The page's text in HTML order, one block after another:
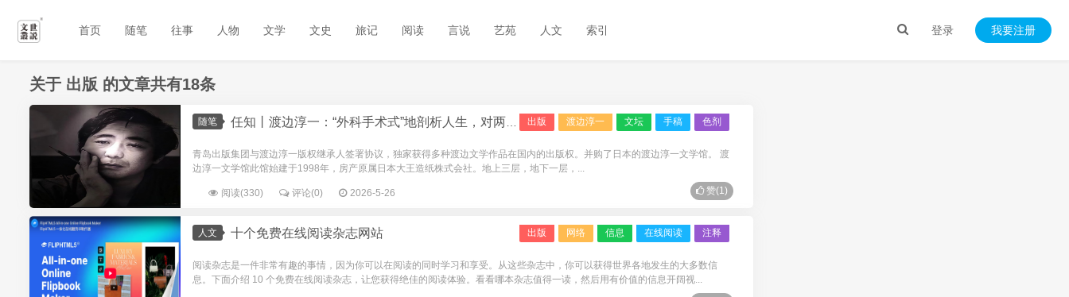
登录 我要注册
首页 随笔 往事 人物 文学 文史 旅记 阅读 言说 艺苑 人文 索引
关于 出版 的文章共有18条
随笔 出版 渡边淳一 文坛 手稿 色剂
任知丨渡边淳一：“外科手术式”地剖析人生，对两性认知有独到把握
青岛出版集团与渡边淳一版权继承人签署协议，独家获得多种渡边文学作品在国内的出版权。并购了日本的渡边淳一文学馆。 渡
边淳一文学馆此馆始建于1998年，房产原属日本大王造纸株式会社。地上三层，地下一层，...
阅读(330) 评论(0) 2026-5-26 赞(1)
人文 出版 网络 信息 在线阅读 注释
十个免费在线阅读杂志网站
阅读杂志是一件非常有趣的事情，因为你可以在阅读的同时学习和享受。从这些杂志中，你可以获得世界各地发生的大多数信
息。下面介绍 10 个免费在线阅读杂志，让您获得绝佳的阅读体验。看看哪本杂志值得一读，然后用有价值的信息开阔视...